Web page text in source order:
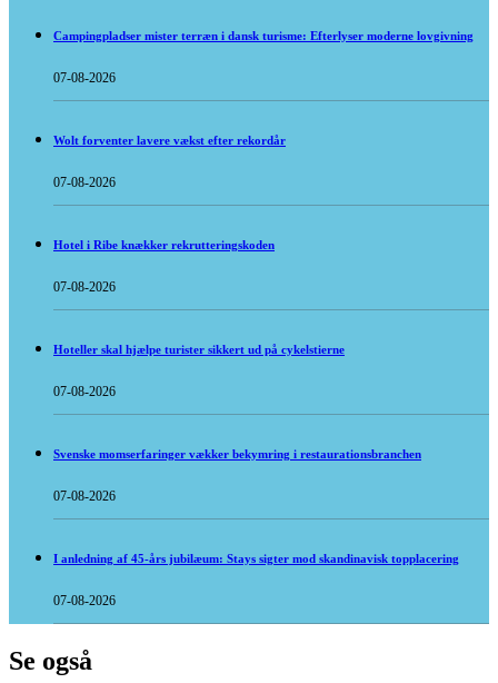
Campingpladser mister terræn i dansk turisme: Efterlyser moderne lovgivning
07-08-2026
Wolt forventer lavere vækst efter rekordår
07-08-2026
Hotel i Ribe knækker rekrutteringskoden
07-08-2026
Hoteller skal hjælpe turister sikkert ud på cykelstierne
07-08-2026
Svenske momserfaringer vækker bekymring i restaurationsbranchen
07-08-2026
I anledning af 45-års jubilæum: Stays sigter mod skandinavisk topplacering
07-08-2026
Se også